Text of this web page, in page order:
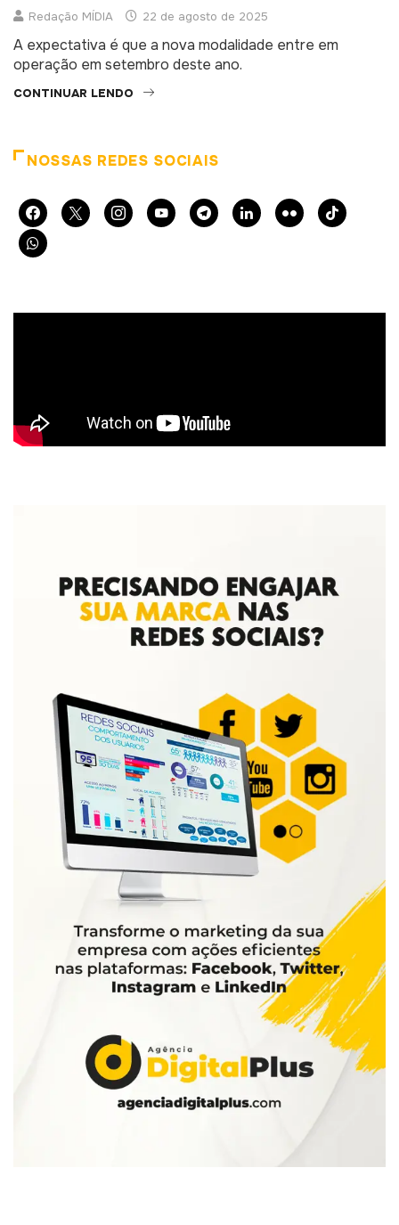
Redação MÍDIA 22 de agosto de 2025
A expectativa é que a nova modalidade entre em
operação em setembro deste ano.
CONTINUAR LENDO
NOSSAS REDES SOCIAIS